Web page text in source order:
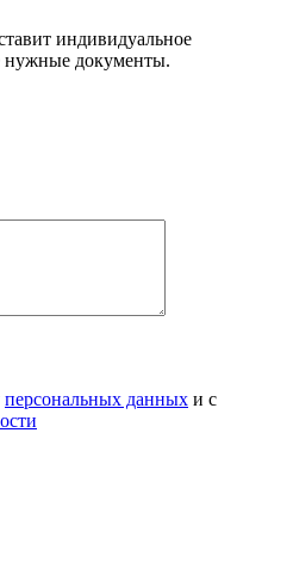
индивидуальное
нужные документы.
персональных данных и с